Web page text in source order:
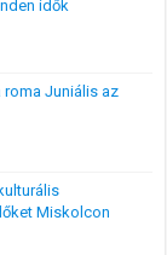
idők
Juniális az
Miskolcon